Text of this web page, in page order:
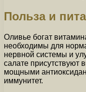
Польза и
Оливье богат
необходимы для
нервной системы и
салате присутствуют
мощными
иммунитет.